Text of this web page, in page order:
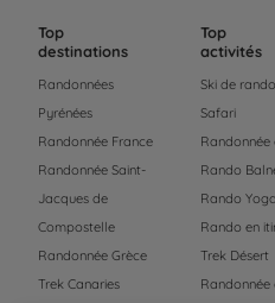
Top
destinations
Randonnées
Pyrénées
Randonnée France
Randonnée Saint-
Jacques de
Compostelle
Randonnée Grèce
Trek Canaries
Top
activités
Ski de
Safari
Randonnée
Rando
Rando Yoga
Rando en
Trek Désert
Randonnée